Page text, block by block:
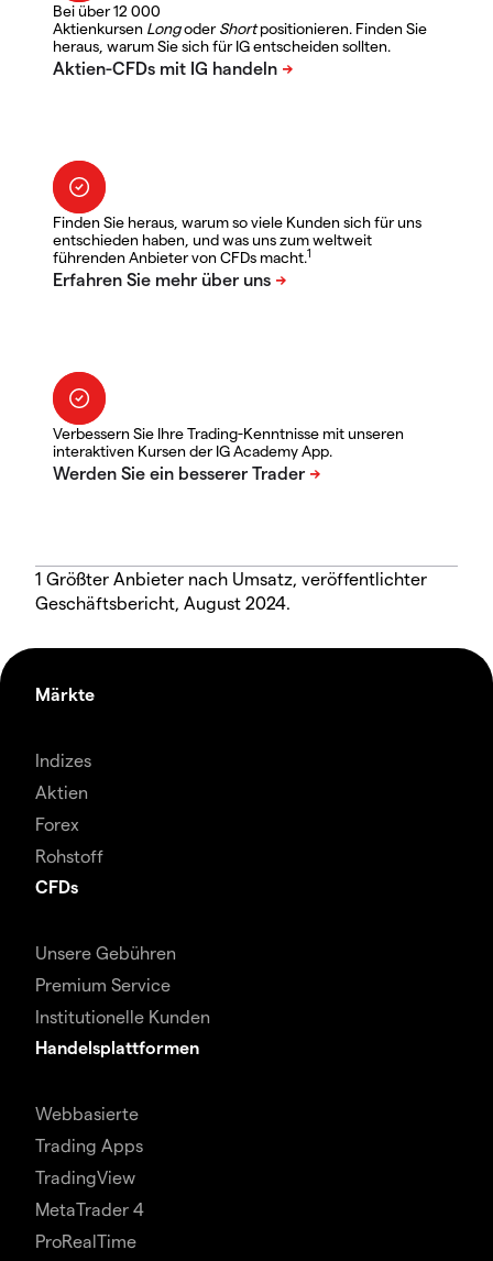
Bei über 12 000
Aktienkursen LongoderShortpositionieren. Finden Sie
heraus, warum Sie sich für IG entscheiden sollten.
Finden Sie heraus, warum so viele Kunden sich für uns
entschieden haben, und was uns zum weltweit
führenden Anbieter von CFDs macht.1
Verbessern Sie Ihre Trading-Kenntnisse mit unseren
interaktiven Kursen der IG Academy App.
1 Größter Anbieter nach Umsatz, veröffentlichter
Geschäftsbericht, August 2024.
Märkte
Indizes
Aktien
Forex
Rohstoff
CFDs
Unsere Gebühren
Premium Service
Institutionelle Kunden
Handelsplattformen
Webbasierte
Trading Apps
TradingView
MetaTrader 4
ProRealTime